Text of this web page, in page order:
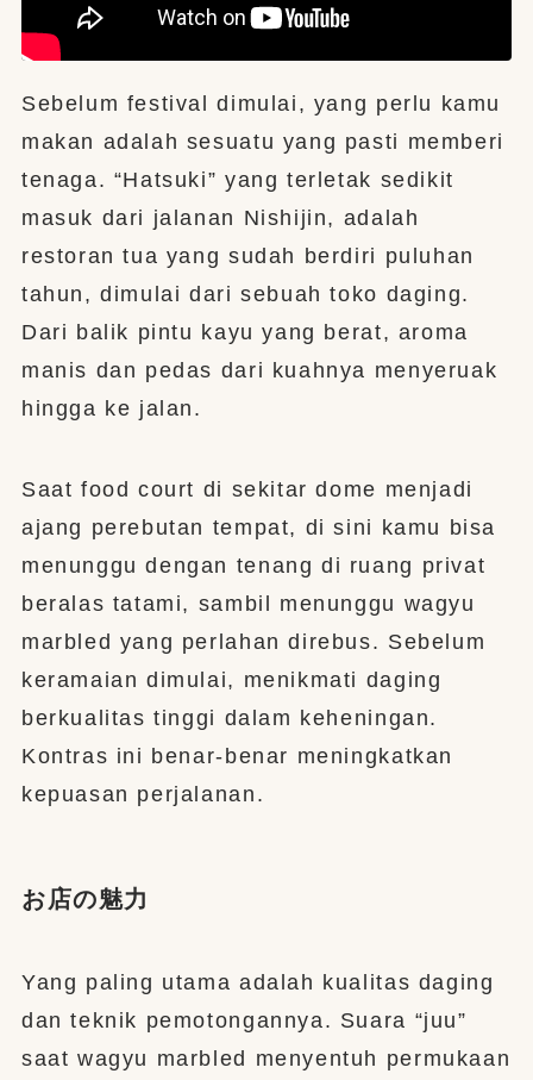
Sebelum festival dimulai, yang perlu kamu
makan adalah sesuatu yang pasti memberi
tenaga. “Hatsuki” yang terletak sedikit
masuk dari jalanan Nishijin, adalah
restoran tua yang sudah berdiri puluhan
tahun, dimulai dari sebuah toko daging.
Dari balik pintu kayu yang berat, aroma
manis dan pedas dari kuahnya menyeruak
hingga ke jalan.
Saat food court di sekitar dome menjadi
ajang perebutan tempat, di sini kamu bisa
menunggu dengan tenang di ruang privat
beralas tatami, sambil menunggu wagyu
marbled yang perlahan direbus. Sebelum
keramaian dimulai, menikmati daging
berkualitas tinggi dalam keheningan.
Kontras ini benar-benar meningkatkan
kepuasan perjalanan.
お店の魅力
Yang paling utama adalah kualitas daging
dan teknik pemotongannya. Suara “juu”
saat wagyu marbled menyentuh permukaan